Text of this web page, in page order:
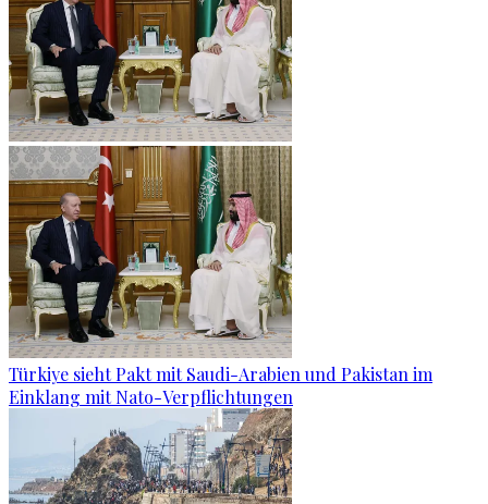
Türkiye sieht Pakt mit Saudi-Arabien und Pakistan im
Einklang mit Nato-Verpflichtungen